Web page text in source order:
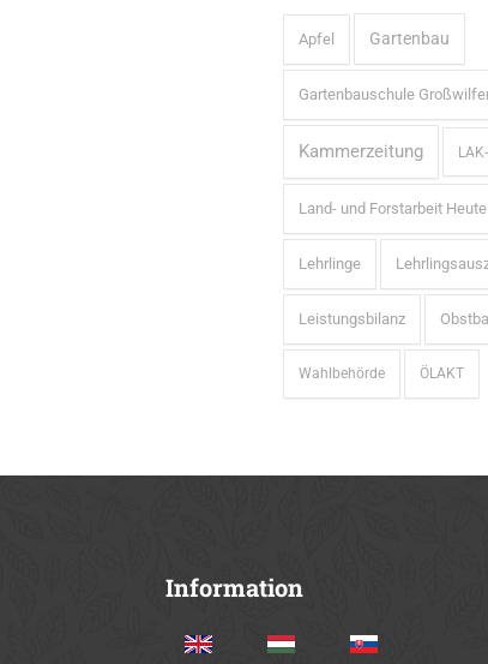
Apfel Gartenbau
Gartenbauschule
Kammerzeitung
Land- und Forstarbeit Heute
Lehrlinge
Leistungsbilanz
Wahlbehörde ÖLAKT
Information